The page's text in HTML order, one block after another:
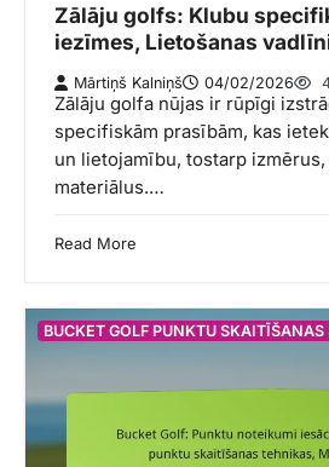
Zālāju golfs: Klubu
iezīmes, Lietošanas
Mārtiņš Kalniņš 04/02/2026
Zālāju golfa nūjas ir rūpīgi
specifiskām prasībām, kas
un lietojamību, tostarp izmērus,
materiālus.…
Read More
BUCKET GOLF PUNKTU